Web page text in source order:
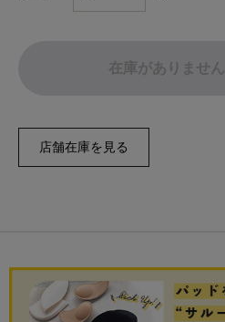
在庫がありません